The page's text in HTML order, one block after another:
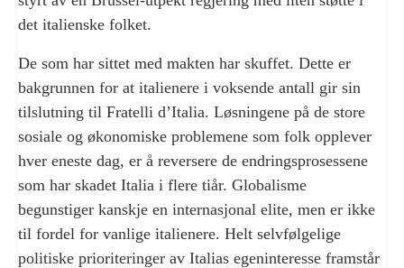
det italienske folket.
De som har sittet med makten har skuffet. Dette er
bakgrunnen for at italienere i voksende antall gir sin
tilslutning til Fratelli d’Italia. Løsningene på de store
sosiale og økonomiske problemene som folk opplever
hver eneste dag, er å reversere de endringsprosessene
som har skadet Italia i flere tiår. Globalisme
begunstiger kanskje en internasjonal elite, men er ikke
til fordel for vanlige italienere. Helt selvfølgelige
politiske prioriteringer av Italias egeninteresse framstår